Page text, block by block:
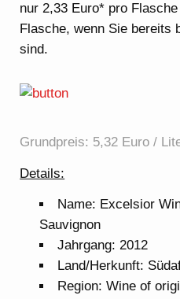
nur 2,33 Euro* pro
Flasche, wenn Sie bereits
sind.
Grundpreis: 5,32 Euro /
Details:
Name: Excelsior
Sauvignon
Jahrgang: 2012
Land/Herkunft:
Region: Wine of